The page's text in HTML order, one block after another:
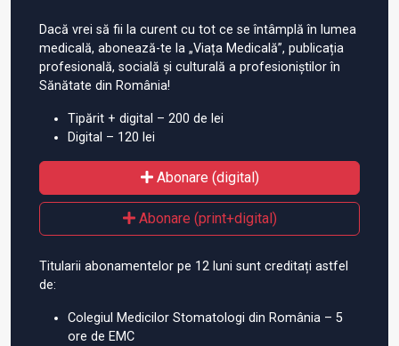
Dacă vrei să fii la curent cu tot ce se întâmplă în lumea
medicală, abonează-te la „Viața Medicală”, publicația
profesională, socială și culturală a profesioniștilor în
Sănătate din România!
Tipărit + digital – 200 de lei
Digital – 120 lei
Abonare (digital)
Abonare (print+digital)
Titularii abonamentelor pe 12 luni sunt creditați astfel
de:
Colegiul Medicilor Stomatologi din România – 5
ore de EMC